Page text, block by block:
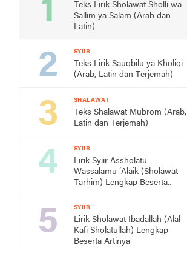
Teks Lirik Sholawat Sholli wa
Sallim ya Salam (Arab dan
Latin)
SYIIR
Teks Lirik Sauqbilu ya Kholiqi
(Arab, Latin dan Terjemah)
SHALAWAT
Teks Shalawat Mubrom (Arab,
Latin dan Terjemah)
SYIIR
Lirik Syiir Assholatu
Wassalamu ‘Alaik (Sholawat
Tarhim) Lengkap Beserta
SYIIR
Lirik Sholawat Ibadallah (Alal
Kafi Sholatullah) Lengkap
Beserta Artinya